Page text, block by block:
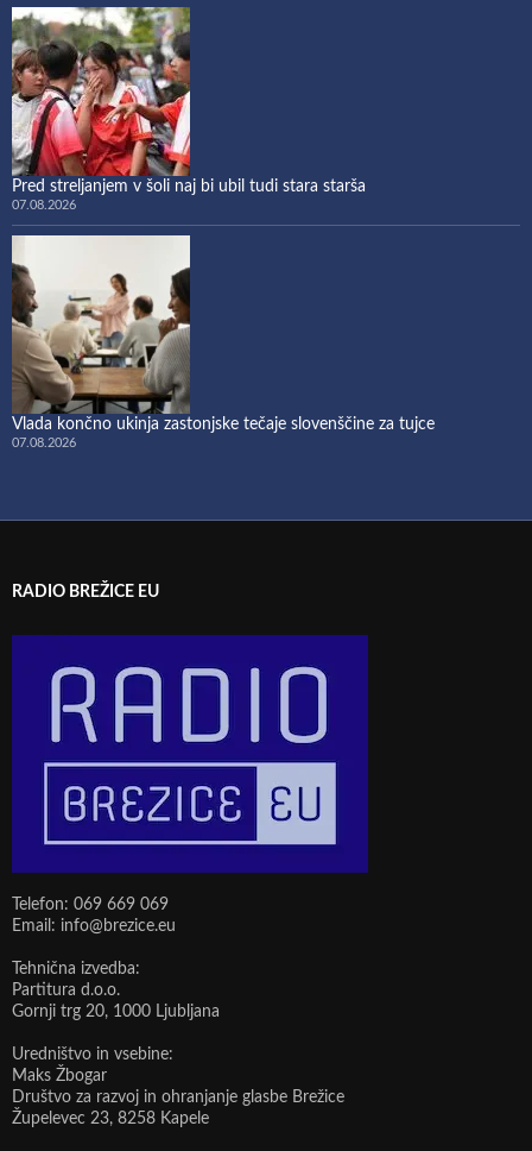
Pred streljanjem v šoli naj bi ubil tudi stara starša
07.08.2026
Vlada končno ukinja zastonjske tečaje slovenščine za tujce
07.08.2026
RADIO BREŽICE EU
Telefon: 069 669 069
Email: info@brezice.eu
Tehnična izvedba:
Partitura d.o.o.
Gornji trg 20, 1000 Ljubljana
Uredništvo in vsebine:
Maks Žbogar
Društvo za razvoj in ohranjanje glasbe Brežice
Župelevec 23, 8258 Kapele